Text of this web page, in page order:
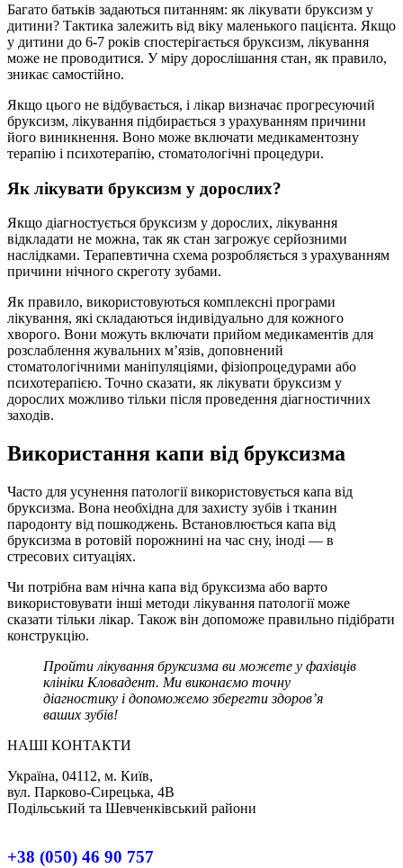
Багато батьків задаються питанням: як лікувати бруксизм у
дитини? Тактика залежить від віку маленького пацієнта. Якщо
у дитини до 6-7 років спостерігається бруксизм, лікування
може не проводитися. У міру дорослішання стан, як правило,
зникає самостійно.
Якщо цього не відбувається, і лікар визначає прогресуючий
бруксизм, лікування підбирається з урахуванням причини
його виникнення. Воно може включати медикаментозну
терапію і психотерапію, стоматологічні процедури.
Як лікувати бруксизм у дорослих?
Якщо діагностується бруксизм у дорослих, лікування
відкладати не можна, так як стан загрожує серйозними
наслідками. Терапевтична схема розробляється з урахуванням
причини нічного скреготу зубами.
Як правило, використовуються комплексні програми
лікування, які складаються індивідуально для кожного
хворого. Вони можуть включати прийом медикаментів для
розслаблення жувальних м’язів, доповнений
стоматологічними маніпуляціями, фізіопроцедурами або
психотерапією. Точно сказати, як лікувати бруксизм у
дорослих можливо тільки після проведення діагностичних
заходів.
Використання капи від бруксизма
Часто для усунення патології використовується капа від
бруксизма. Вона необхідна для захисту зубів і тканин
пародонту від пошкоджень. Встановлюється капа від
бруксизма в ротовій порожнині на час сну, іноді — в
стресових ситуаціях.
Чи потрібна вам нічна капа від бруксизма або варто
використовувати інші методи лікування патології може
сказати тільки лікар. Також він допоможе правильно підібрати
конструкцію.
Пройти лікування бруксизма ви можете у фахівців
клініки Кловадент. Ми виконаємо точну
діагностику і допоможемо зберегти здоров’я
ваших зубів!
НАШІ КОНТАКТИ
Україна, 04112, м. Київ,
вул. Парково-Сирецька, 4В
Подільський та Шевченківський райони
+38 (050) 46 90 757